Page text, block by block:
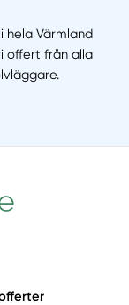
hela Värmland
offert från alla